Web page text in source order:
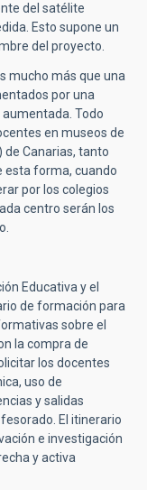
del satélite
Esto supone un
del proyecto.
mucho más que una
por una
Todo
en museos de
de Canarias, tanto
esta forma, cuando
por los colegios
centro serán los
Educativa y el
de formación para
sobre el
la compra de
los docentes
uso de
y salidas
El itinerario
e investigación
y activa